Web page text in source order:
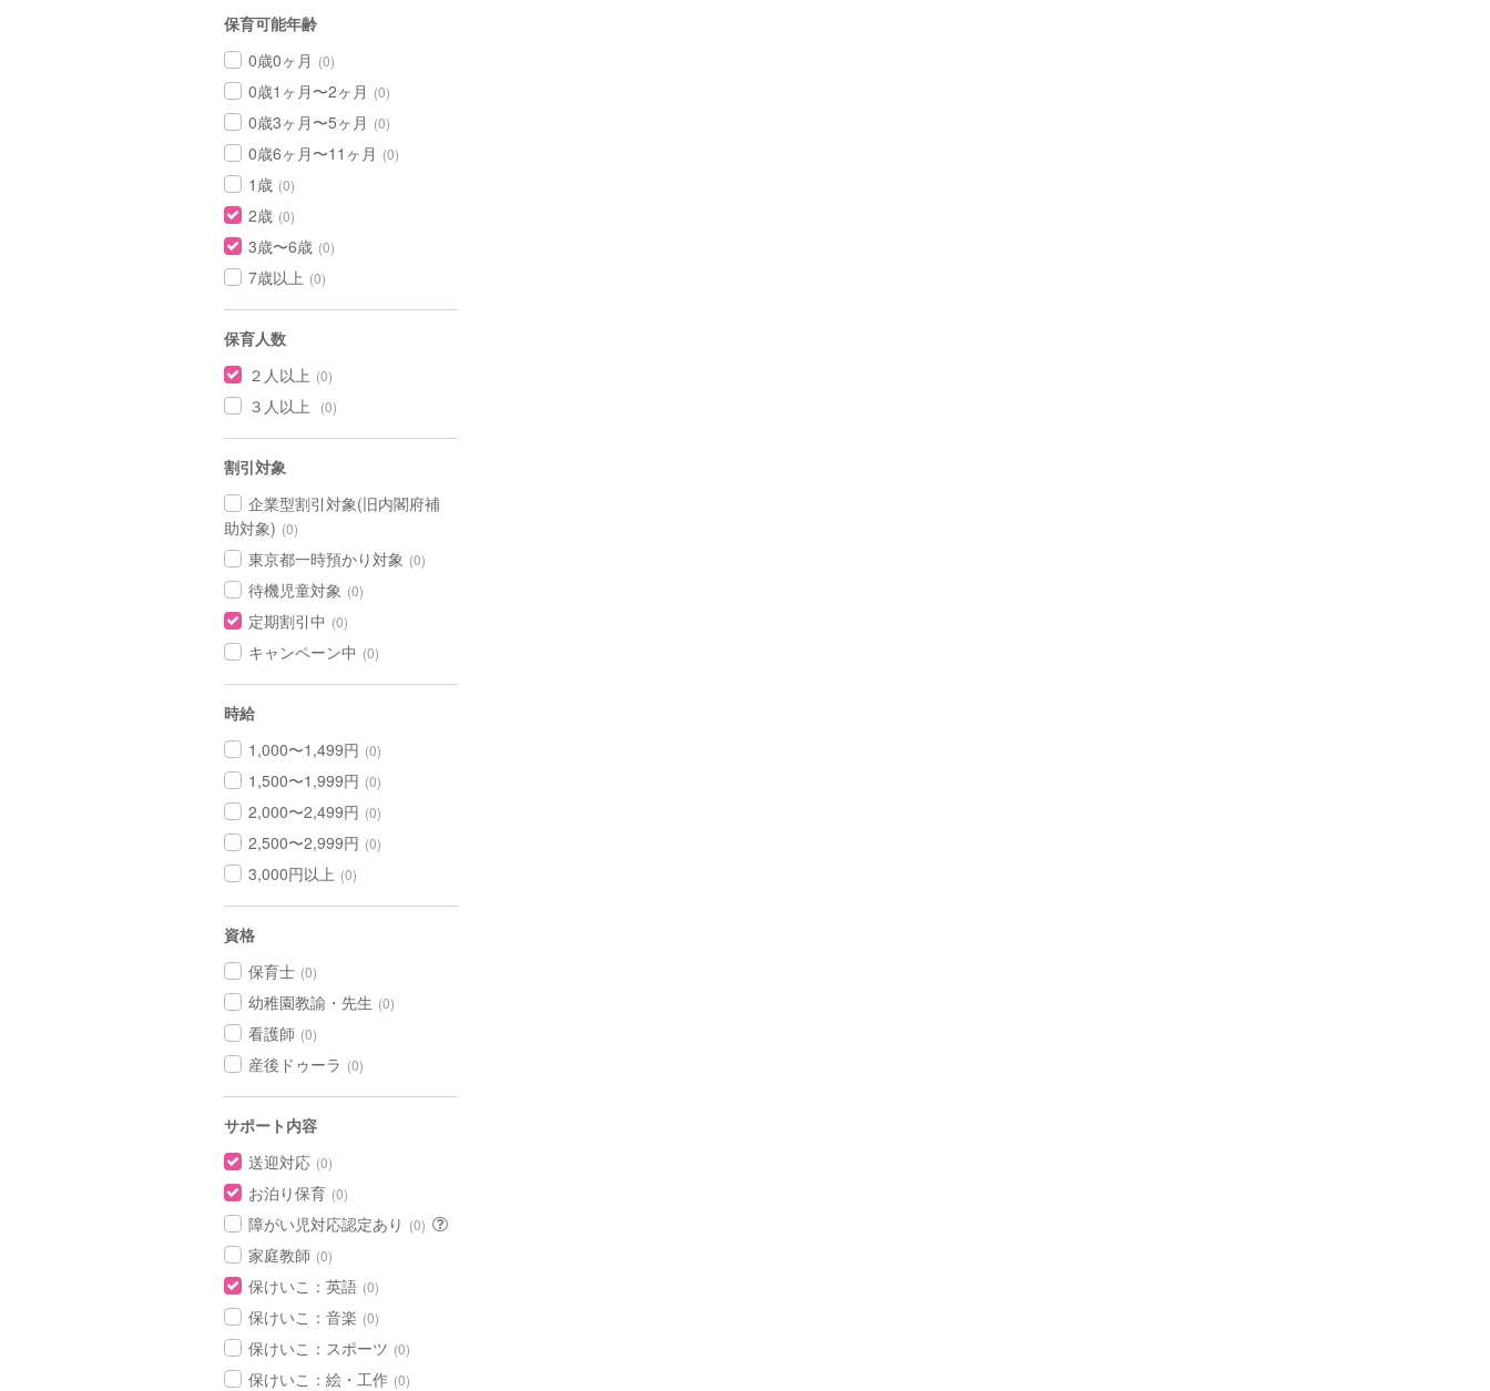
保育可能年齢
0歳0ヶ月 (0)
0歳1ヶ月〜2ヶ月 (0)
0歳3ヶ月〜5ヶ月 (0)
0歳6ヶ月〜11ヶ月 (0)
1歳 (0)
2歳 (0)
3歳〜6歳 (0)
7歳以上 (0)
保育人数
２人以上 (0)
３人以上 (0)
割引対象
企業型割引対象(旧内閣府補
助対象) (0)
東京都一時預かり対象 (0)
待機児童対象 (0)
定期割引中 (0)
キャンペーン中 (0)
時給
1,000〜1,499円 (0)
1,500〜1,999円 (0)
2,000〜2,499円 (0)
2,500〜2,999円 (0)
3,000円以上 (0)
資格
保育士 (0)
幼稚園教諭・先生 (0)
看護師 (0)
産後ドゥーラ (0)
サポート内容
送迎対応 (0)
お泊り保育 (0)
障がい児対応認定あり (0)
家庭教師 (0)
保けいこ：英語 (0)
保けいこ：音楽 (0)
保けいこ：スポーツ (0)
保けいこ：絵・工作 (0)